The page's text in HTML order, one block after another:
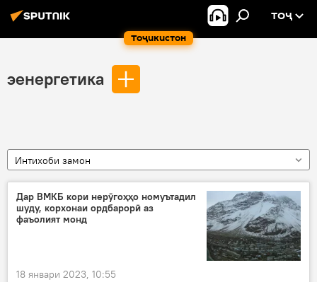
Тоҷикистон
ТОҶ
эенергетика
Интихоби замон
Дар ВМКБ кори нерӯгоҳҳо номуътадил
шуду, корхонаи ордбарорӣ аз
фаъолият монд
18 январи 2023, 10:55